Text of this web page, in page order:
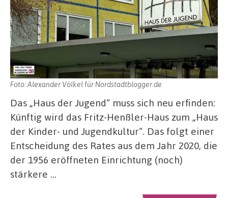
Foto: Alexander Völkel für Nordstadtblogger.de
Das „Haus der Jugend“ muss sich neu erfinden:
Künftig wird das Fritz-Henßler-Haus zum „Haus
der Kinder- und Jugendkultur“. Das folgt einer
Entscheidung des Rates aus dem Jahr 2020, die
der 1956 eröffneten Einrichtung (noch)
stärkere …